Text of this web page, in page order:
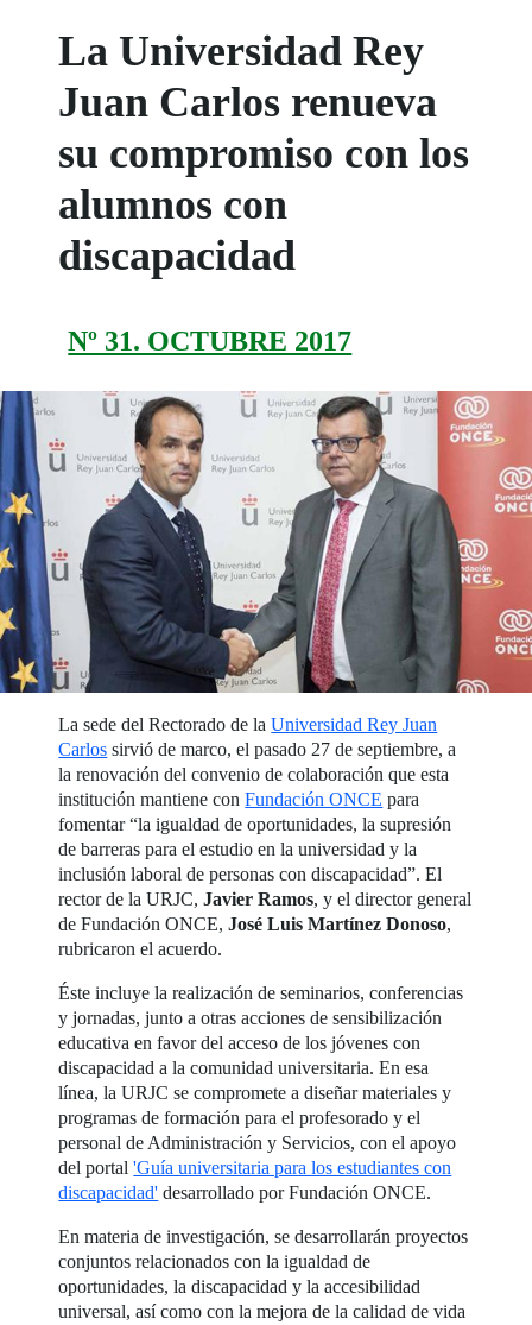
La Universidad Rey
Juan Carlos renueva
su compromiso con los
alumnos con
discapacidad
Nº 31. OCTUBRE 2017
La sede del Rectorado de laUniversidad Rey Juan
Carlos sirvió de marco, el pasado 27 de septiembre, a
la renovación del convenio de colaboración que esta
institución mantiene conFundación ONCE para
fomentar “la igualdad de oportunidades, la supresión
de barreras para el estudio en la universidad y la
inclusión laboral de personas con discapacidad”. El
rector de la URJC,Javier Ramos, y el director general
de Fundación ONCE,José Luis Martínez Donoso,
rubricaron el acuerdo.
Éste incluye la realización de seminarios, conferencias
y jornadas, junto a otras acciones de sensibilización
educativa en favor del acceso de los jóvenes con
discapacidad a la comunidad universitaria. En esa
línea, la URJC se compromete a diseñar materiales y
programas de formación para el profesorado y el
personal de Administración y Servicios, con el apoyo
del portal'Guía universitaria para los estudiantes con
discapacidad' desarrollado por Fundación ONCE.
En materia de investigación, se desarrollarán proyectos
conjuntos relacionados con la igualdad de
oportunidades, la discapacidad y la accesibilidad
universal, así como con la mejora de la calidad de vida